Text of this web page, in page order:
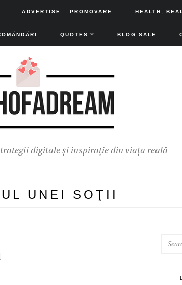
ADVERTISE – PROMOVARE HEALTH,
QUOTES BLOG SALE
digitale și inspirație din viața reală
UNEI SOŢII